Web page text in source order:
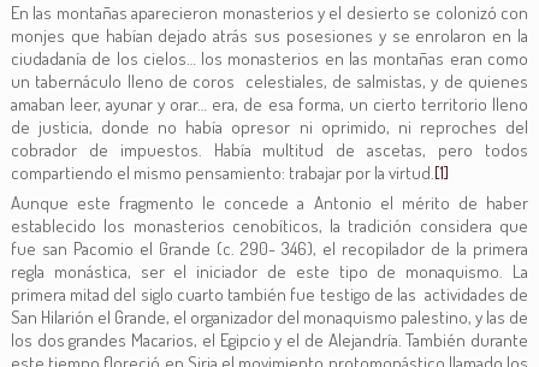
En las montañas aparecieron monasterios y el desierto se colonizó con
monjes que habían dejado atrás sus posesiones y se enrolaron en la
ciudadanía de los cielos… los monasterios en las montañas eran como
un tabernáculo lleno de coros celestiales, de salmistas, y de quienes
amaban leer, ayunar y orar… era, de esa forma, un cierto territorio lleno
de justicia, donde no había opresor ni oprimido, ni reproches del
cobrador de impuestos. Había multitud de ascetas, pero todos
compartiendo el mismo pensamiento: trabajar por la virtud.[1]
Aunque este fragmento le concede a Antonio el mérito de haber
establecido los monasterios cenobíticos, la tradición considera que
fue san Pacomio el Grande (c. 290- 346), el recopilador de la primera
regla monástica, ser el iniciador de este tipo de monaquismo. La
primera mitad del siglo cuarto también fue testigo de las actividades de
San Hilarión el Grande, el organizador del monaquismo palestino, y las de
los dos grandes Macarios, el Egipcio y el de Alejandría. También durante